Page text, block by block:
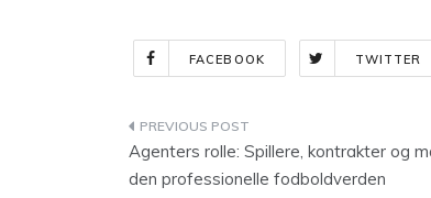
FACEBOOK TWITTER
Indlægsnavigation
Agenters rolle: Spillere, kontrakter og
den professionelle fodboldverden